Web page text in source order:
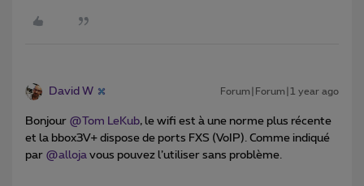
David W Forum|Forum|1 year ago
Bonjour ​ @Tom LeKub, le wifi est à une norme plus récente
et la bbox3V+ dispose de ports FXS (VoIP). Comme indiqué
par ​ @alloja vous pouvez l’utiliser sans problème.